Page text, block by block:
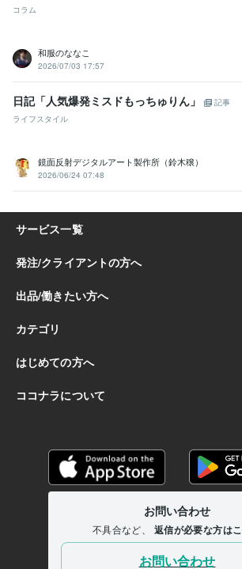
コラム
和服のななこ
2026/07/03 17:57
日記「人気爆発ミスドもっちゅりん」
記事
ライフスタイル
鏡面反射デジタルアート製作所（鈴木穣）
2026/06/24 07:48